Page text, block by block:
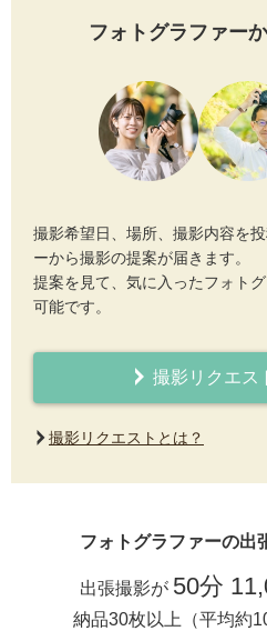
フォトグラファー
撮影希望日、場所、撮影内容を
ーから撮影の提案が届きます。
提案を見て、気に入ったフォト
可能です。
撮影リクエス
撮影リクエストとは？
フォトグラファーの出
出張撮影が 50分
納品30枚以上（平均約